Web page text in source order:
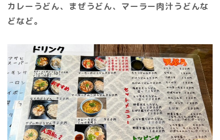
カレーうどん、まぜうどん、マーラー肉汁うどんな
どなど。